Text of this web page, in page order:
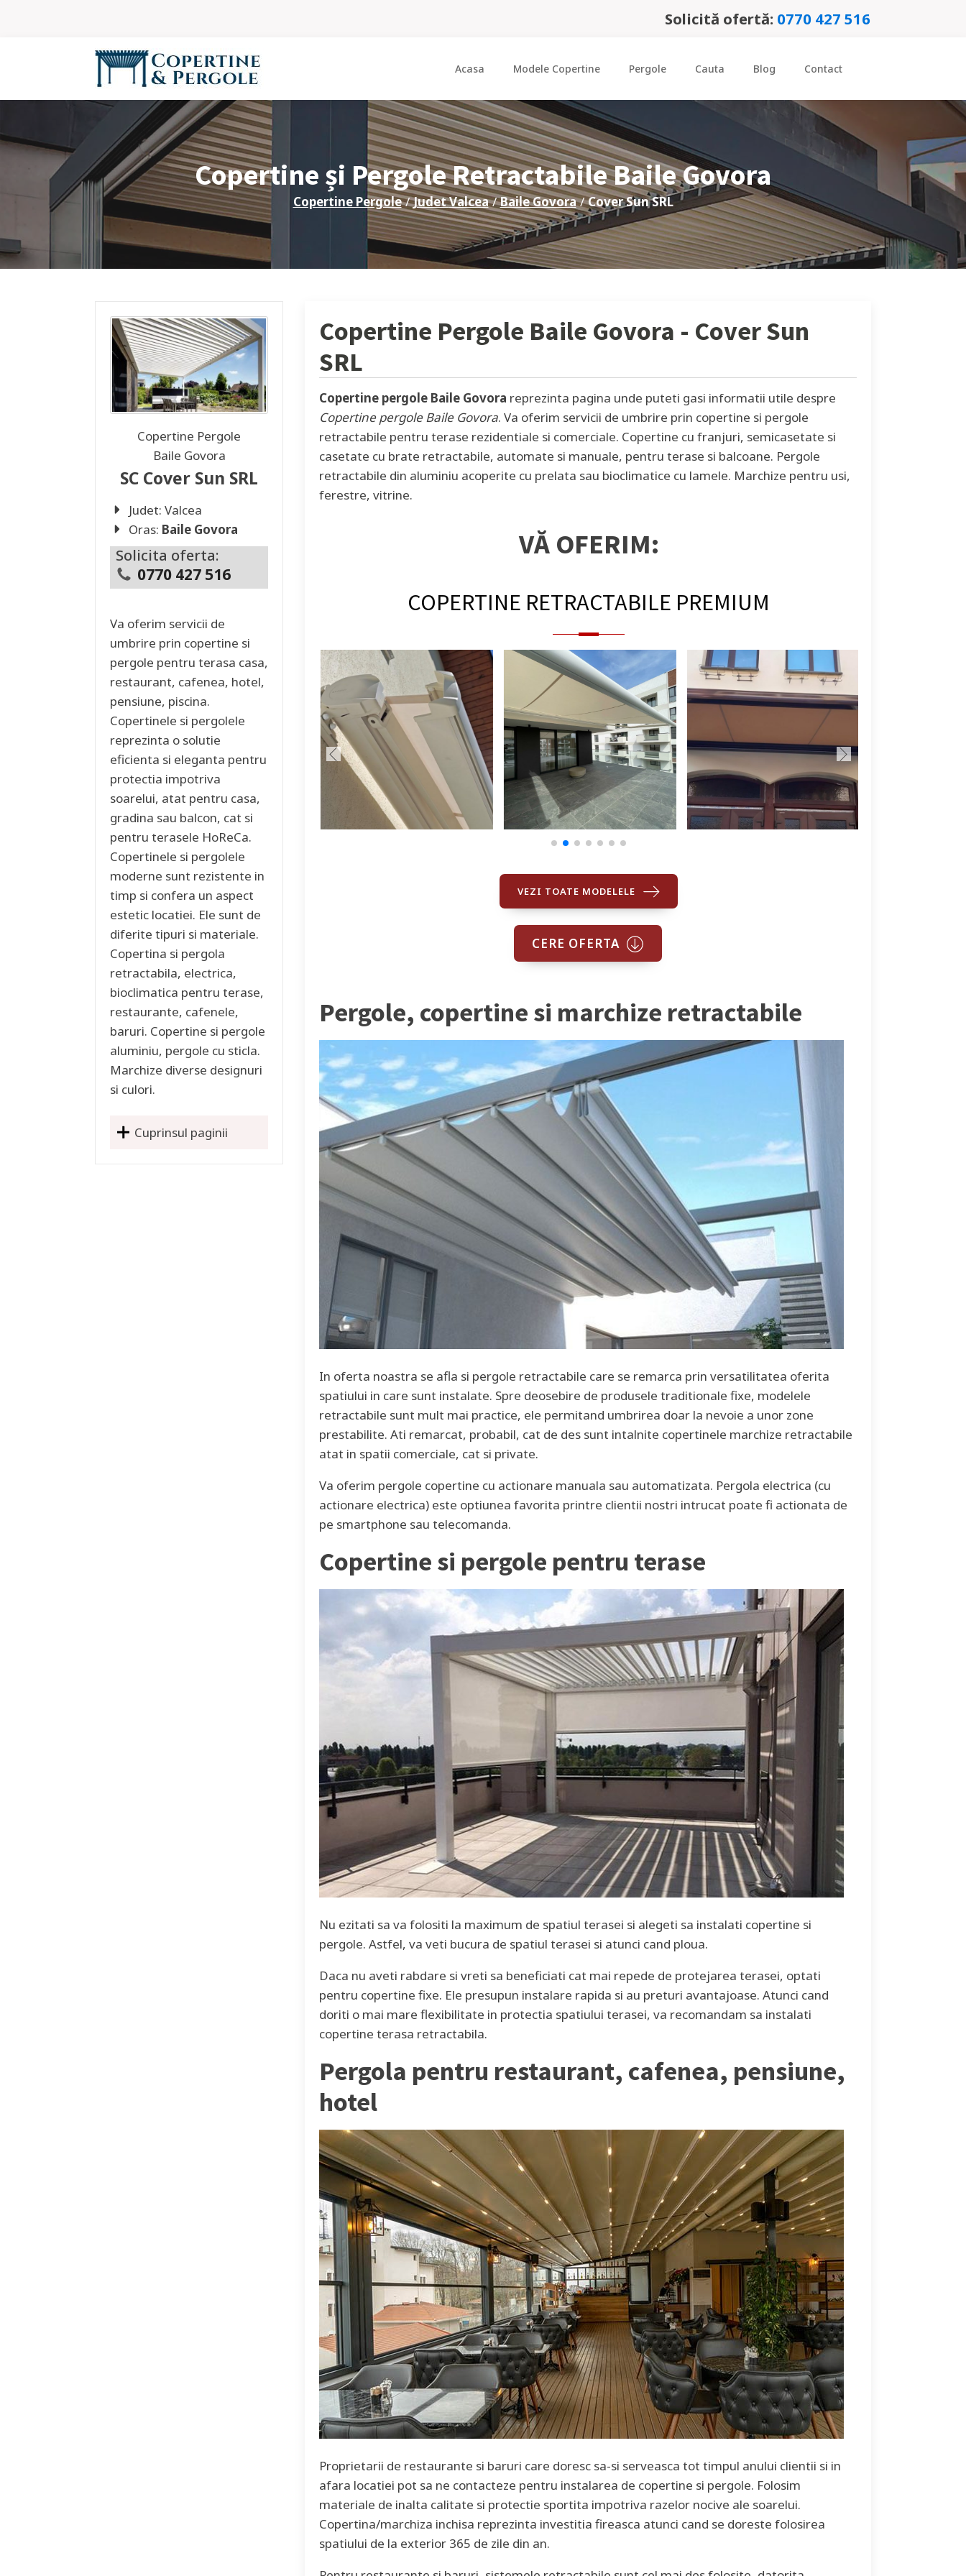
Solicită ofertă: 0770 427 516
Acasa Modele Copertine Pergole Cauta Blog Contact
Copertine și Pergole RetractabileBaile Govora
Copertine Pergole / JudetValcea / Baile Govora / Cover Sun SRL
Copertine Pergole
Baile Govora
SC Cover Sun SRL
Judet: Valcea
Oras: Baile Govora
Solicita oferta:
0770 427 516
Va oferim servicii de
umbrire prin copertine si
pergole pentru terasa casa,
restaurant, cafenea, hotel,
pensiune, piscina.
Copertinele si pergolele
reprezinta o solutie
eficienta si eleganta pentru
protectia impotriva
soarelui, atat pentru casa,
gradina sau balcon, cat si
pentru terasele HoReCa.
Copertinele si pergolele
moderne sunt rezistente in
timp si confera un aspect
estetic locatiei. Ele sunt de
diferite tipuri si materiale.
Copertina si pergola
retractabila, electrica,
bioclimatica pentru terase,
restaurante, cafenele,
baruri. Copertine si pergole
aluminiu, pergole cu sticla.
Marchize diverse designuri
si culori.
Cuprinsul paginii
Copertine Pergole Baile Govora - Cover Sun
SRL
Copertine pergole Baile Govora reprezinta pagina unde puteti gasi informatii utile despre
Copertine pergole Baile Govora. Va oferim servicii de umbrire prin copertine si pergole
retractabile pentru terase rezidentiale si comerciale. Copertine cu franjuri, semicasetate si
casetate cu brate retractabile, automate si manuale, pentru terase si balcoane. Pergole
retractabile din aluminiu acoperite cu prelata sau bioclimatice cu lamele. Marchize pentru usi,
ferestre, vitrine.
VĂ OFERIM:
COPERTINE RETRACTABILE PREMIUM
VEZI TOATE MODELELE
CERE OFERTA
Pergole, copertine si marchize retractabile
In oferta noastra se afla si pergole retractabile care se remarca prin versatilitatea oferita
spatiului in care sunt instalate. Spre deosebire de produsele traditionale fixe, modelele
retractabile sunt mult mai practice, ele permitand umbrirea doar la nevoie a unor zone
prestabilite. Ati remarcat, probabil, cat de des sunt intalnite copertinele marchize retractabile
atat in spatii comerciale, cat si private.
Va oferim pergole copertine cu actionare manuala sau automatizata. Pergola electrica (cu
actionare electrica) este optiunea favorita printre clientii nostri intrucat poate fi actionata de
pe smartphone sau telecomanda.
Copertine si pergole pentru terase
Nu ezitati sa va folositi la maximum de spatiul terasei si alegeti sa instalati copertine si
pergole. Astfel, va veti bucura de spatiul terasei si atunci cand ploua.
Daca nu aveti rabdare si vreti sa beneficiati cat mai repede de protejarea terasei, optati
pentru copertine fixe. Ele presupun instalare rapida si au preturi avantajoase. Atunci cand
doriti o mai mare flexibilitate in protectia spatiului terasei, va recomandam sa instalati
copertine terasa retractabila.
Pergola pentru restaurant, cafenea, pensiune,
hotel
Proprietarii de restaurante si baruri care doresc sa-si serveasca tot timpul anului clientii si in
afara locatiei pot sa ne contacteze pentru instalarea de copertine si pergole. Folosim
materiale de inalta calitate si protectie sportita impotriva razelor nocive ale soarelui.
Copertina/marchiza inchisa reprezinta investitia fireasca atunci cand se doreste folosirea
spatiului de la exterior 365 de zile din an.